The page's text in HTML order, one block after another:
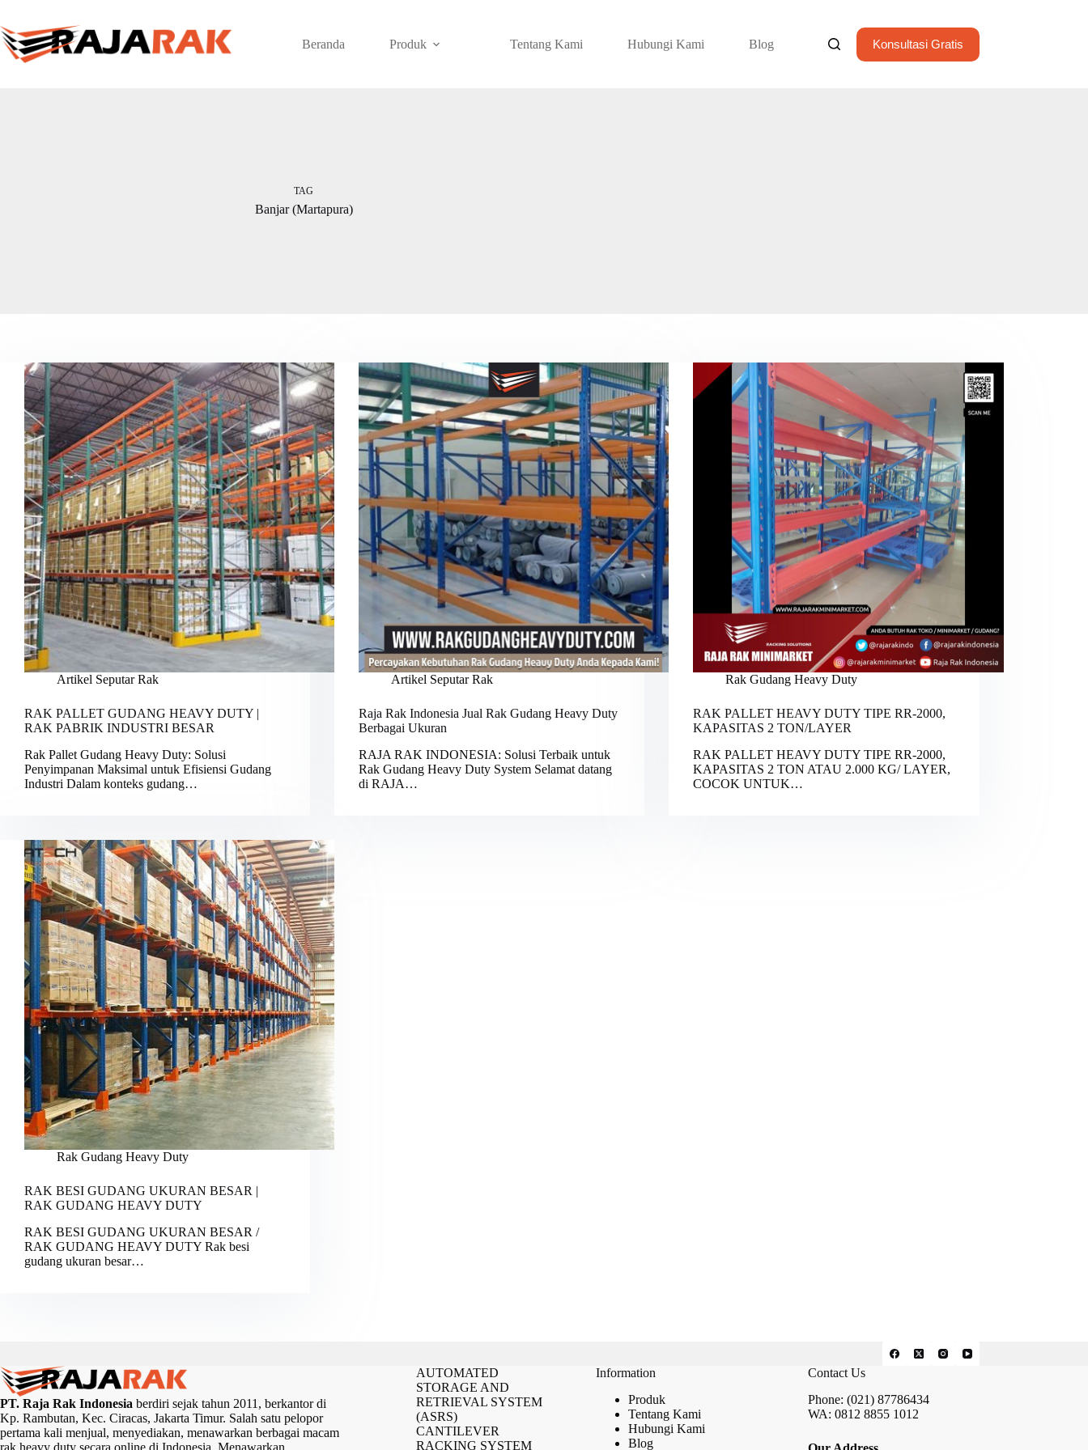
content
Beranda Produk Tentang Kami Hubungi Kami Blog Konsultasi Gratis
TAG
Banjar (Martapura)
Artikel Seputar Rak
RAK PALLET GUDANG HEAVY DUTY |
RAK PABRIK INDUSTRI BESAR
Rak Pallet Gudang Heavy Duty: Solusi
Penyimpanan Maksimal untuk Efisiensi Gudang
Industri Dalam konteks gudang…
Artikel Seputar Rak
Raja Rak Indonesia Jual Rak Gudang Heavy Duty
Berbagai Ukuran
RAJA RAK INDONESIA: Solusi Terbaik untuk
Rak Gudang Heavy Duty System Selamat datang
di RAJA…
Rak Gudang Heavy Duty
RAK PALLET HEAVY DUTY TIPE RR-2000,
KAPASITAS 2 TON/LAYER
RAK PALLET HEAVY DUTY TIPE RR-2000,
KAPASITAS 2 TON ATAU 2.000 KG/ LAYER,
COCOK UNTUK…
Rak Gudang Heavy Duty
RAK BESI GUDANG UKURAN BESAR |
RAK GUDANG HEAVY DUTY
RAK BESI GUDANG UKURAN BESAR /
RAK GUDANG HEAVY DUTY Rak besi
gudang ukuran besar…
PT. Raja Rak Indonesia berdiri sejak tahun 2011, berkantor di
Kp. Rambutan, Kec. Ciracas, Jakarta Timur. Salah satu pelopor
pertama kali menjual, menyediakan, menawarkan berbagai macam
rak heavy duty secara online di Indonesia. Menawarkan
AUTOMATED
STORAGE AND
RETRIEVAL SYSTEM
(ASRS)
CANTILEVER
RACKING SYSTEM
Information
Produk
Tentang Kami
Hubungi Kami
Blog
Contact Us
Phone: (021) 87786434
WA: 0812 8855 1012